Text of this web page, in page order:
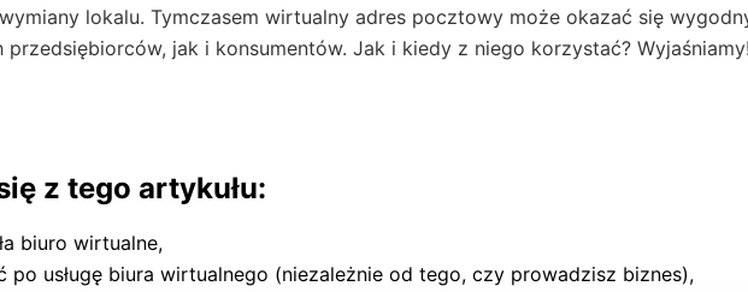
lokalu. Tymczasem wirtualny adres pocztowy może okazać się
jak i konsumentów. Jak i kiedy z niego korzystać? Wyjaśniamy!
z tego artykułu:
biuro wirtualne,
po usługę biura wirtualnego (niezależnie od tego, czy prowadzisz biznes),